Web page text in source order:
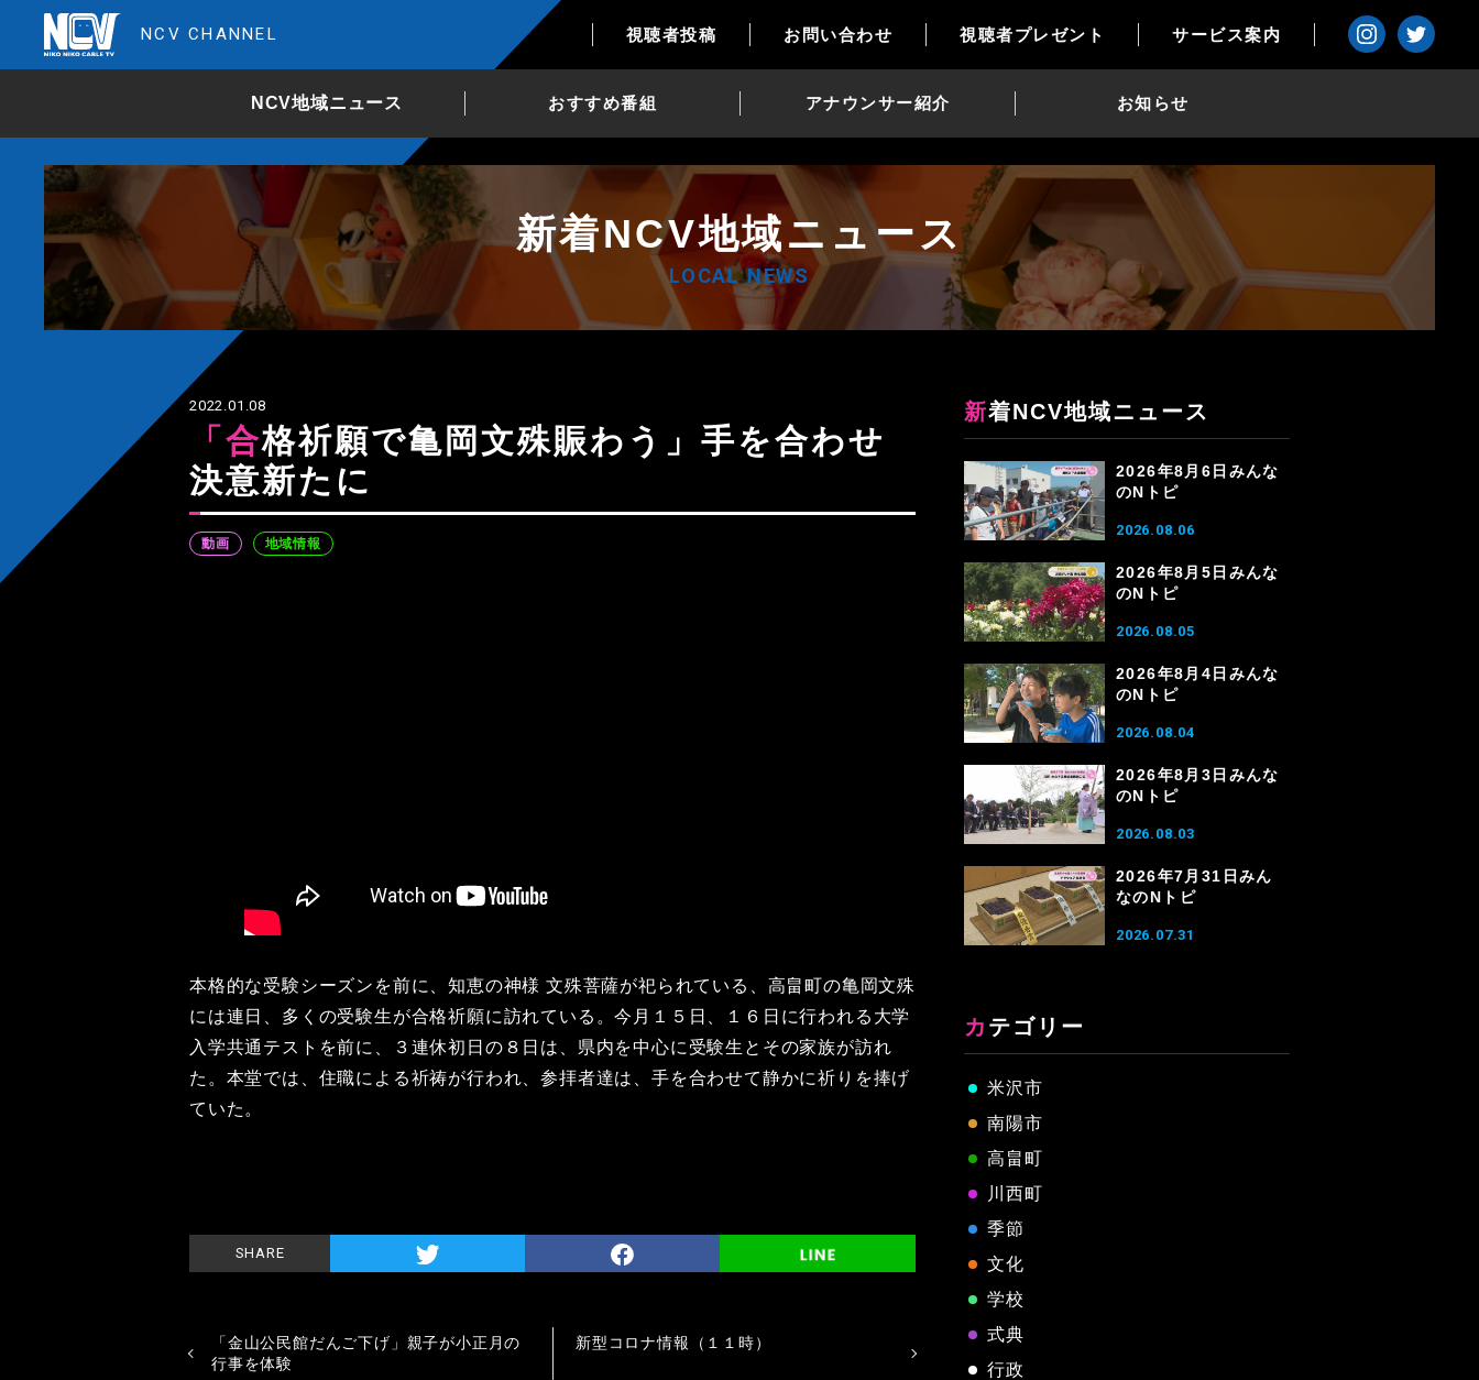
NCV CHANNEL 視聴者投稿 お問い合わせ 視聴者プレゼント サービス案内
NCV地域ニュース おすすめ番組 アナウンサー紹介 お知らせ
新着NCV地域ニュース
LOCAL NEWS
2022.01.08
「合格祈願で亀岡文殊賑わう」手を合わせ
決意新たに
動画 地域情報
本格的な受験シーズンを前に、知恵の神様 文殊菩薩が祀られている、高畠町の亀岡文殊
には連日、多くの受験生が合格祈願に訪れている。今月１５日、１６日に行われる大学
入学共通テストを前に、３連休初日の８日は、県内を中心に受験生とその家族が訪れ
た。本堂では、住職による祈祷が行われ、参拝者達は、手を合わせて静かに祈りを捧げ
ていた。
SHARE
「金山公民館だんご下げ」親子が小正月の
行事を体験
新型コロナ情報（１１時）
新着NCV地域ニュース
2026年8月6日みんな
のNトピ
2026.08.06
2026年8月5日みんな
のNトピ
2026.08.05
2026年8月4日みんな
のNトピ
2026.08.04
2026年8月3日みんな
のNトピ
2026.08.03
2026年7月31日みん
なのNトピ
2026.07.31
カテゴリー
米沢市
南陽市
高畠町
川西町
季節
文化
学校
式典
行政